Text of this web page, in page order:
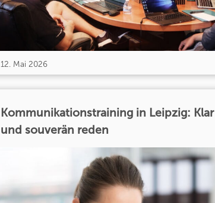
12. Mai 2026
Kommunikationstraining in Leipzig: Klar
und souverän reden